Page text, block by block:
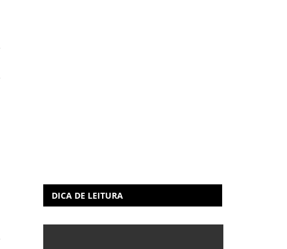
DICA DE LEITURA